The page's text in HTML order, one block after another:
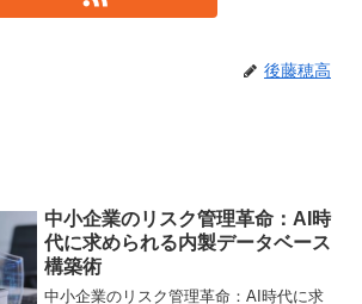
後藤穂高
中小企業のリスク管理革命：AI時
代に求められる内製データベース
構築術
中小企業のリスク管理革命：AI時代に求